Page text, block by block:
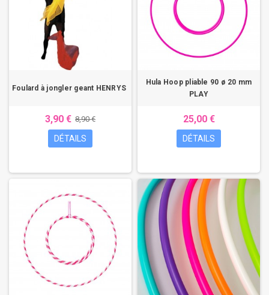
Foulard à jongler geant HENRYS
3,90 € 8,90 €
DÉTAILS
Hula Hoop pliable 90 ø 20 mm
PLAY
25,00 €
DÉTAILS